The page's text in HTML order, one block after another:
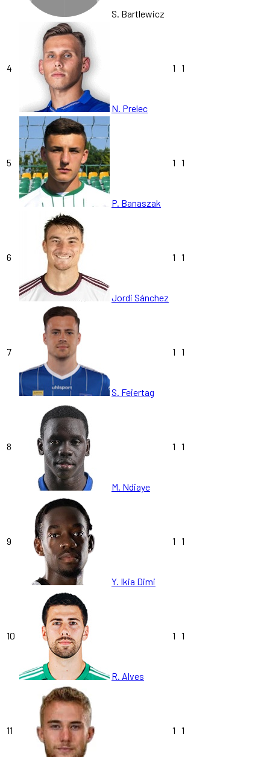
S. Bartlewicz
4
N. Prelec
1 1
5
P. Banaszak
1 1
6
Jordi Sánchez
1 1
7
S. Feiertag
1 1
8
M. Ndiaye
1 1
9
Y. Ikia Dimi
1 1
10
R. Alves
1 1
11 1 1